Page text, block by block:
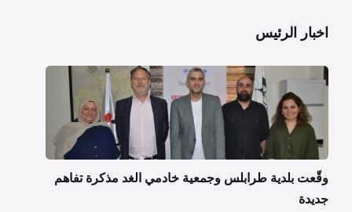
اخبار الرئيس
وقّعت بلدية طرابلس وجمعية خادمي الغد مذكرة تفاهم
جديدة